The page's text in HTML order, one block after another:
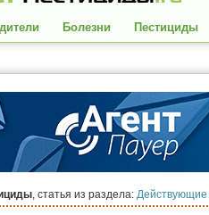
Болезни Пестициды
, статья из раздела: Действующие